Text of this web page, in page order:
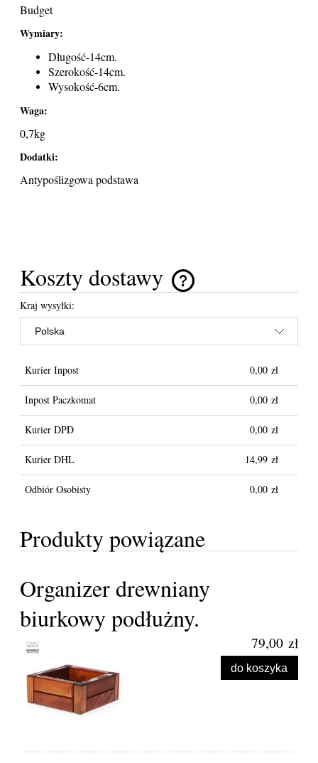
Budget
Wymiary:
Długość-14cm.
Szerokość-14cm.
Wysokość-6cm.
Waga:
0,7kg
Dodatki:
Antypoślizgowa podstawa
Koszty dostawy
Cena nie zawiera ewentualnych kosztów płatności
Kraj wysyłki:
Kurier Inpost 0,00 zł
Inpost Paczkomat 0,00 zł
Kurier DPD 0,00 zł
Kurier DHL 14,99 zł
Odbiór Osobisty 0,00 zł
Produkty powiązane
Organizer drewniany
biurkowy podłużny.
79,00 zł
do koszyka